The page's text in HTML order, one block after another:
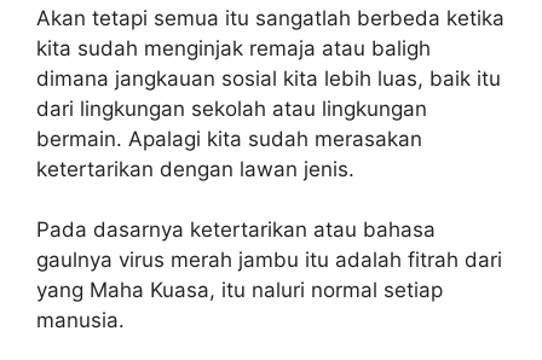
Akan tetapi semua itu sangatlah berbeda ketika
kita sudah menginjak remaja atau baligh
dimana jangkauan sosial kita lebih luas, baik itu
dari lingkungan sekolah atau lingkungan
bermain. Apalagi kita sudah merasakan
ketertarikan dengan lawan jenis.
Pada dasarnya ketertarikan atau bahasa
gaulnya virus merah jambu itu adalah fitrah dari
yang Maha Kuasa, itu naluri normal setiap
manusia.